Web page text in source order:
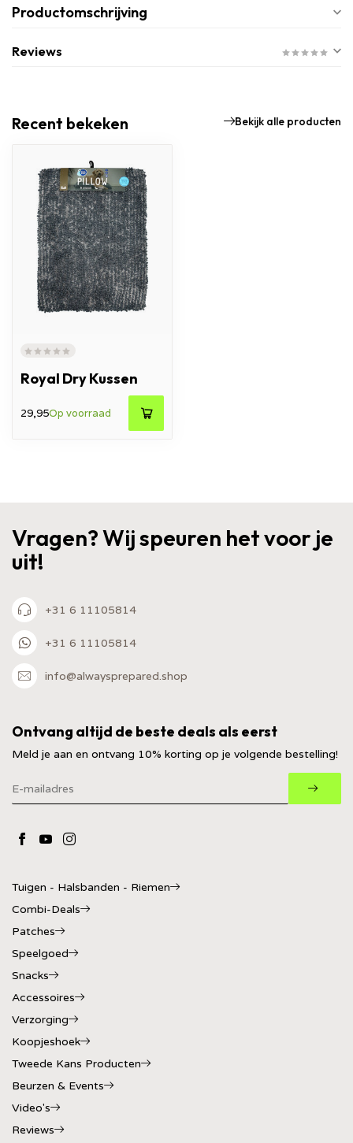
Productomschrijving
Reviews
Recent bekeken Bekijk alle producten
Royal Dry Kussen
29,95Op voorraad
Vragen? Wij speuren het voor je
uit!
+31 6 11105814
+31 6 11105814
info@alwaysprepared.shop
Ontvang altijd de beste deals als eerst
Meld je aan en ontvang 10% korting op je volgende bestelling!
Tuigen - Halsbanden - Riemen
Combi-Deals
Patches
Speelgoed
Snacks
Accessoires
Verzorging
Koopjeshoek
Tweede Kans Producten
Beurzen & Events
Video's
Reviews